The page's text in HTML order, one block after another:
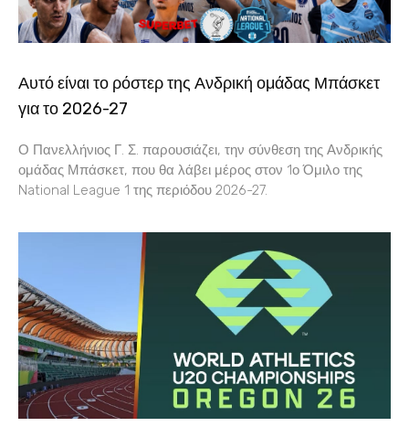
Αυτό είναι το ρόστερ της Ανδρική ομάδας Μπάσκετ
για το 2026-27
Ο Πανελλήνιος Γ. Σ. παρουσιάζει, την σύνθεση της Ανδρικής
ομάδας Μπάσκετ, που θα λάβει μέρος στον 1ο Όμιλο της
National League 1 της περιόδου 2026-27.